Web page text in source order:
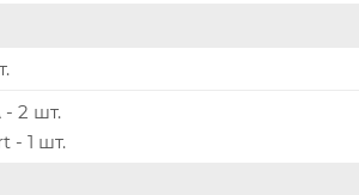
- 2 шт.
- 1 шт.